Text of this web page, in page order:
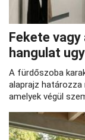
Fekete
hangulat
A fürdőszoba
alaprajz határozza
amelyek végül